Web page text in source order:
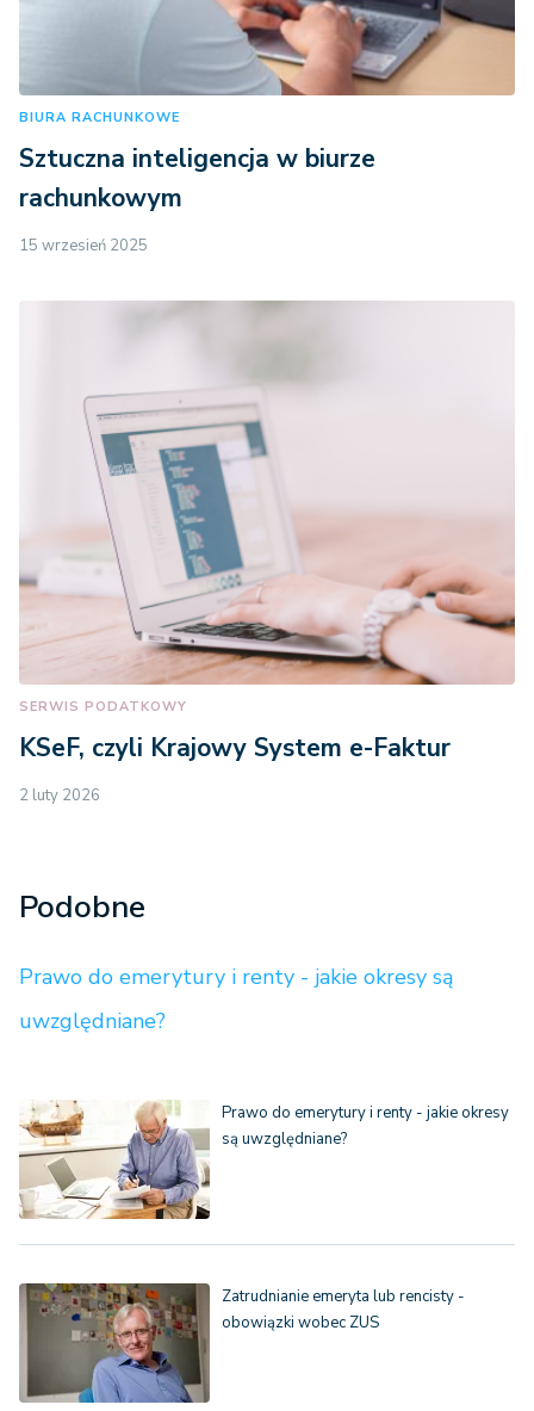
BIURA RACHUNKOWE
Sztuczna inteligencja w biurze
rachunkowym
15 wrzesień 2025
SERWIS PODATKOWY
KSeF, czyli Krajowy System e-Faktur
2 luty 2026
Podobne
Prawo do emerytury i renty - jakie okresy są
uwzględniane?
Prawo do emerytury i renty - jakie okresy
są uwzględniane?
Zatrudnianie emeryta lub rencisty -
obowiązki wobec ZUS